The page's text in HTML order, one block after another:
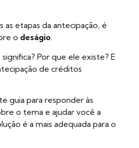
as etapas da antecipação, é
o deságio.
Por que ele existe? E
de créditos
guia para responder às
o tema e ajudar você a
é a mais adequada para o